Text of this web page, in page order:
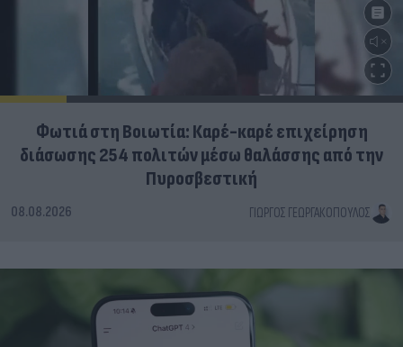
Φωτιά στη Βοιωτία: Καρέ-καρέ επιχείρηση
διάσωσης 254 πολιτών μέσω θαλάσσης από την
Πυροσβεστική
08.08.2026 ΓΙΏΡΓΟΣ ΓΕΩΡΓΑΚΌΠΟΥΛΟΣ